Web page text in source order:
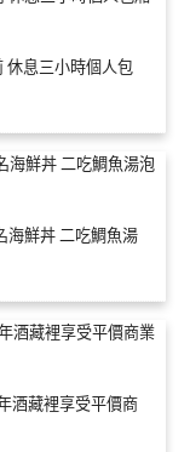
休息三小時個人包
海鮮丼 二吃鯛魚湯
酒藏裡享受平價商